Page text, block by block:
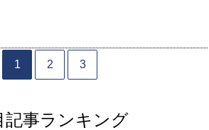
1 2 3
記事ランキング